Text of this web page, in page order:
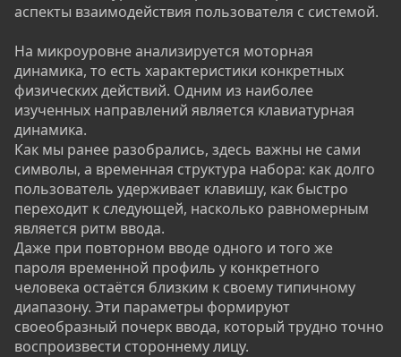
аспекты взаимодействия пользователя с системой.
На микроуровне анализируется моторная
динамика, то есть характеристики конкретных
физических действий. Одним из наиболее
изученных направлений является клавиатурная
динамика.
Как мы ранее разобрались, здесь важны не сами
символы, а временная структура набора: как долго
пользователь удерживает клавишу, как быстро
переходит к следующей, насколько равномерным
является ритм ввода.
Даже при повторном вводе одного и того же
пароля временной профиль у конкретного
человека остаётся близким к своему типичному
диапазону. Эти параметры формируют
своеобразный почерк ввода, который трудно точно
воспроизвести стороннему лицу.